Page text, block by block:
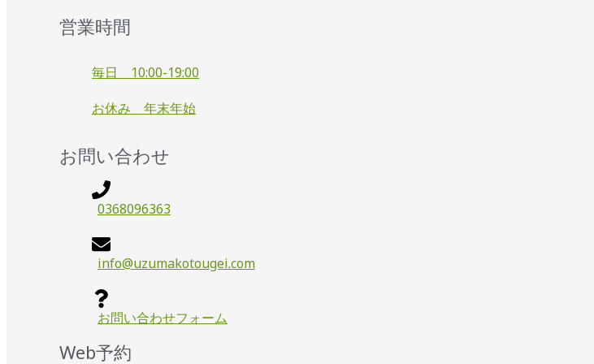
営業時間
毎日 10:00-19:00
お休み 年末年始
お問い合わせ
0368096363
info@uzumakotougei.com
お問い合わせフォーム
Web予約